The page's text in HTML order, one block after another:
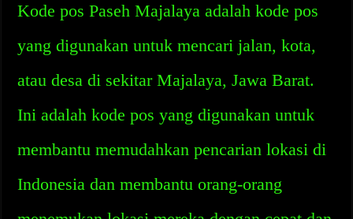
Kode pos Paseh Majalaya adalah kode pos
yang digunakan untuk mencari jalan, kota,
atau desa di sekitar Majalaya, Jawa Barat.
Ini adalah kode pos yang digunakan untuk
membantu memudahkan pencarian lokasi di
Indonesia dan membantu orang-orang